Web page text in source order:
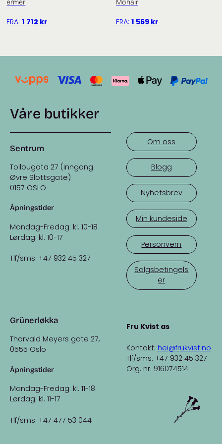
og inspirasjon
Du finner flere garnpakker fra Filcolana her
ermer
FRA:1 712 kr
Mohair
FRA: 1 569 kr
Våre butikker
Sentrum
Tollbugata 27 (inngang
Øvre Slottsgate)
0157 OSLO
Åpningstider
Mandag-Fredag: kl. 10-18
Lørdag: kl. 10-17
Tlf/sms: +47 932 45 327
Grünerløkka
Thorvald Meyers gate 27,
0555 Oslo
Åpningstider
Mandag-Fredag: kl. 11-18
Lørdag: kl. 11-17
Tlf/sms: +47 477 53 044
Om oss
Blogg
Nyhetsbrev
Min kundeside
Personvern
Salgsbetingels
er
Fru Kvist as
Kontakt: hei@frukvist.no
Tlf/sms: +47 932 45 327
Org. nr. 916074514